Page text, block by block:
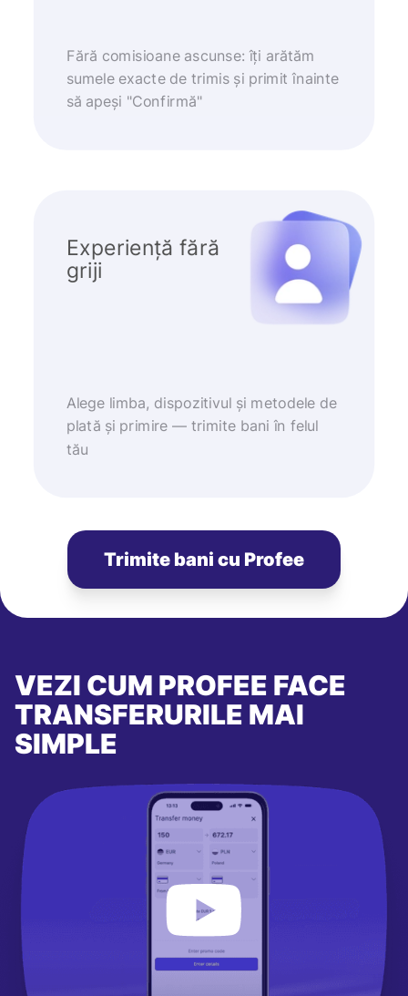
Fără comisioane ascunse: îți arătăm
sumele exacte de trimis și primit înainte
să apeși "Confirmă"
Experiență fără
griji
Alege limba, dispozitivul și metodele de
plată și primire — trimite bani în felul
tău
Trimite bani cu Profee
VEZI CUM PROFEE FACE
TRANSFERURILE MAI
SIMPLE